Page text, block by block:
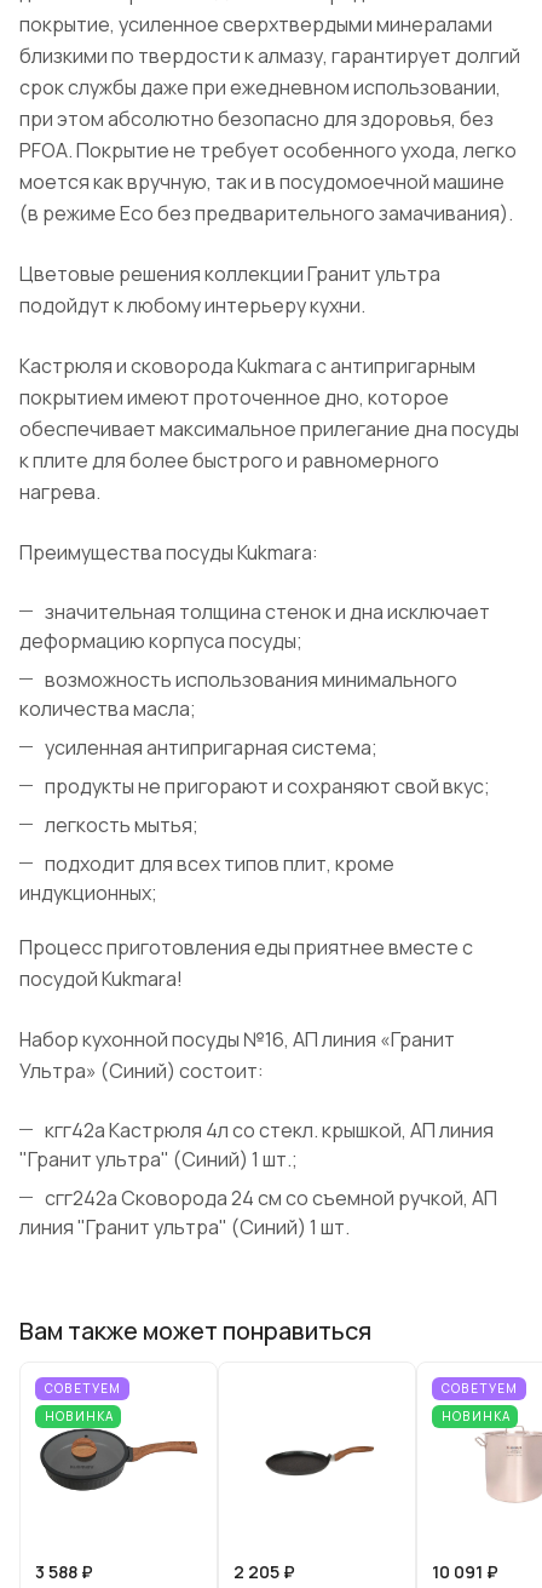
покрытие, усиленное сверхтвердыми минералами
близкими по твердости к алмазу, гарантирует долгий
срок службы даже при ежедневном использовании,
при этом абсолютно безопасно для здоровья, без
PFOA. Покрытие не требует особенного ухода, легко
моется как вручную, так и в посудомоечной машине
(в режиме Eco без предварительного замачивания).
Цветовые решения коллекции Гранит ультра
подойдут к любому интерьеру кухни.
Кастрюля и сковорода Kukmara с антипригарным
покрытием имеют проточенное дно, которое
обеспечивает максимальное прилегание дна посуды
к плите для более быстрого и равномерного
нагрева.
Преимущества посуды Kukmara:
значительная толщина стенок и дна исключает
деформацию корпуса посуды;
возможность использования минимального
количества масла;
усиленная антипригарная система;
продукты не пригорают и сохраняют свой вкус;
легкость мытья;
подходит для всех типов плит, кроме
индукционных;
Процесс приготовления еды приятнее вместе с
посудой Kukmara!
Набор кухонной посуды №16, АП линия «Гранит
Ультра» (Синий) состоит:
кгг42а Кастрюля 4л со стекл. крышкой, АП линия
"Гранит ультра" (Синий) 1 шт.;
сгг242а Сковорода 24 см со съемной ручкой, АП
линия "Гранит ультра" (Синий) 1 шт.
Вам также может понравиться
СОВЕТУЕМ
НОВИНКА
3 588 ₽
2 205 ₽
СОВЕТУЕМ
НОВИНКА
10 091 ₽